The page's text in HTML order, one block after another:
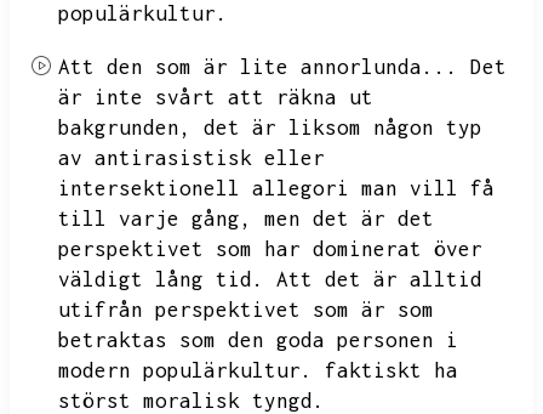
populärkultur.
Att den som är lite annorlunda...
Det
är inte svårt att räkna ut
bakgrunden,
det är liksom någon typ
av antirasistisk eller
intersektionell allegori man vill få
till varje gång,
men det är det
perspektivet som har dominerat över
väldigt lång tid.
Att det är alltid
utifrån perspektivet som är som
betraktas som den goda personen i
modern populärkultur.
faktiskt ha
störst moralisk tyngd.